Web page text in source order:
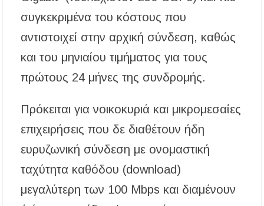
συγκεκριμένα του κόστους που
αντιστοιχεί στην αρχική σύνδεση, καθώς
και του μηνιαίου τιμήματος για τους
πρώτους 24 μήνες της συνδρομής.
Πρόκειται για νοικοκυριά και μικρομεσαίες
επιχειρήσεις που δε διαθέτουν ήδη
ευρυζωνική σύνδεση με ονομαστική
ταχύτητα καθόδου (download)
μεγαλύτερη των 100 Mbps και διαμένουν